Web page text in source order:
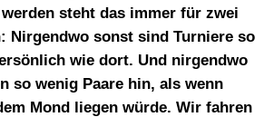
steht das immer für zwei
Nirgendwo sonst sind Turniere so
wie dort. Und nirgendwo
so wenig Paare hin, als wenn
Mond liegen würde. Wir fahren